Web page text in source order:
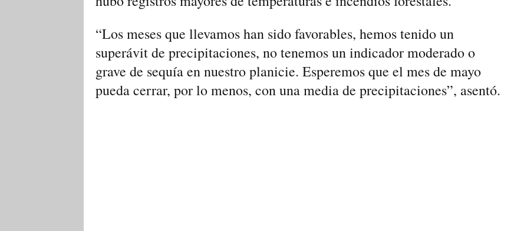
“Los meses que llevamos han sido favorables, hemos tenido un
superávit de precipitaciones, no tenemos un indicador moderado o
grave de sequía en nuestro planicie. Esperemos que el mes de mayo
pueda cerrar, por lo menos, con una media de precipitaciones”, asentó.